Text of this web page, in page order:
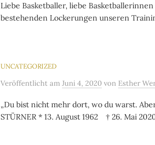
Liebe Basketballer, liebe
bestehenden Lockerungen unseren
UNCATEGORIZED
Veröffentlicht am Juni 4, 2020 von Esther
„Du bist nicht mehr dort, wo du warst.
STÜRNER * 13. August 1962 † 26. Mai